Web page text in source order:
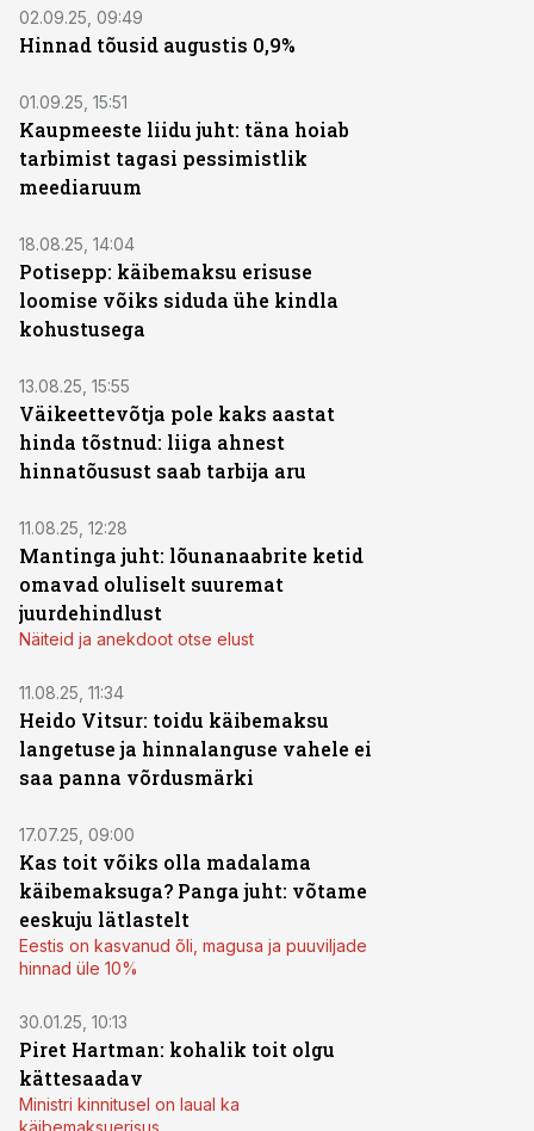
02.09.25, 09:49
Hinnad tõusid augustis 0,9%
01.09.25, 15:51
Kaupmeeste liidu juht: täna hoiab
tarbimist tagasi pessimistlik
meediaruum
18.08.25, 14:04
Potisepp: käibemaksu erisuse
loomise võiks siduda ühe kindla
kohustusega
13.08.25, 15:55
Väikeettevõtja pole kaks aastat
hinda tõstnud: liiga ahnest
hinnatõusust saab tarbija aru
11.08.25, 12:28
Mantinga juht: lõunanaabrite ketid
omavad oluliselt suuremat
juurdehindlust
Näiteid ja anekdoot otse elust
11.08.25, 11:34
Heido Vitsur: toidu käibemaksu
langetuse ja hinnalanguse vahele ei
saa panna võrdusmärki
17.07.25, 09:00
Kas toit võiks olla madalama
käibemaksuga? Panga juht: võtame
eeskuju lätlastelt
Eestis on kasvanud õli, magusa ja puuviljade
hinnad üle 10%
30.01.25, 10:13
Piret Hartman: kohalik toit olgu
kättesaadav
Ministri kinnitusel on laual ka
käibemaksuerisus